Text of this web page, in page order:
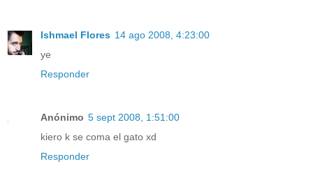
Ishmael Flores 14 ago 2008, 4:23:00
ye
Responder
Anónimo 5 sept 2008, 1:51:00
kiero k se coma el gato xd
Responder